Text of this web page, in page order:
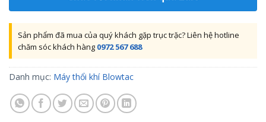
Sản phẩm đã mua của quý khách gặp trục trặc? Liên hệ hotline
chăm sóc khách hàng 0972 567 688
Danh mục: Máy thổi khí Blowtac